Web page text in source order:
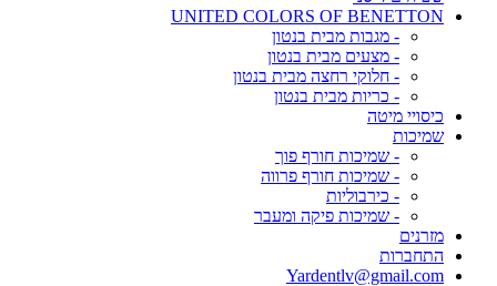
UNITED COLORS OF BENETTON
- מגבות מבית בנטון
- מצעים מבית בנטון
- חלוקי רחצה מבית בנטון
- כריות מבית בנטון
כיסויי מיטה
שמיכות
- שמיכות חורף פוך
- שמיכות חורף פרווה
- כירבוליות
- שמיכות פיקה ומעבר
מזרנים
התחברות
Yardentlv@gmail.com